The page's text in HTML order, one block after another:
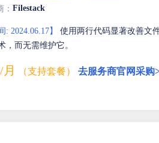
： Filestack
: 2024.06.17】
使用两行代码显著改善文
，而无需维护它。
（支持套餐） 去服务商官网采购